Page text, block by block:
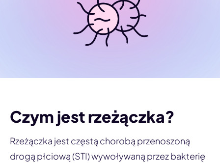
Czym jest rzeżączka?
Rzeżączka jest częstą chorobą przenoszoną
drogą płciową (STI) wywoływaną przez bakterię